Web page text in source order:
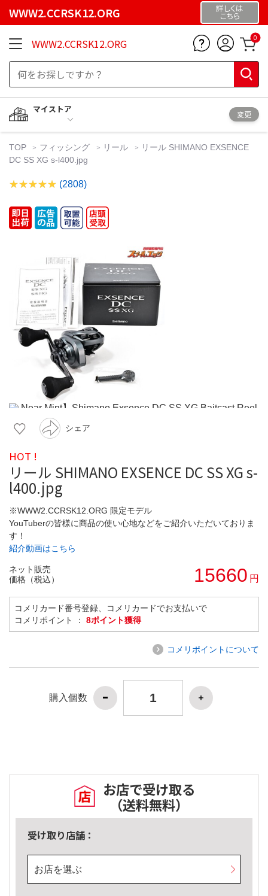
WWW2.CCRSK12.ORG 詳しくは
こちら
WWW2.CCRSK12.ORG 0
マイストア
変更
TOP フィッシング リール
リール SHIMANO EXSENCE
DC SS XG s-l400.jpg
(2808)
シェア
HOT !
リール SHIMANO EXSENCE DC SS XG s-
l400.jpg
※WWW2.CCRSK12.ORG 限定モデル
YouTuberの皆様に商品の使い心地などをご紹介いただいておりま
す！
紹介動画はこちら
ネット販売
価格（税込）
15660 円
コメリカード番号登録、コメリカードでお支払いで
コメリポイント ： 8ポイント獲得
コメリポイントについて
購入個数
お店で受け取る
（送料無料）
受け取り店舗：
お店を選ぶ